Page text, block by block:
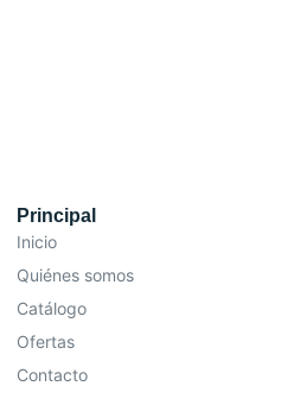
Principal
Inicio
Quiénes somos
Catálogo
Ofertas
Contacto